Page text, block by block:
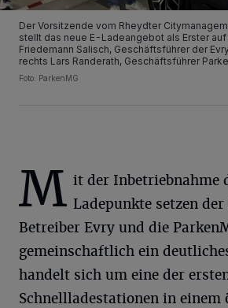
Der Vorsitzende vom Rheydter
stellt das neue E-Ladeangebot als Erster
Friedemann Salisch, Geschäftsführer der
rechts Lars Randerath, Geschäftsführer
Foto: ParkenMG
M it der Inbetriebnahme
Ladepunkte setzen
Betreiber Evry und die
gemeinschaftlich ein
handelt sich um eine der
Schnellladestationen in einem